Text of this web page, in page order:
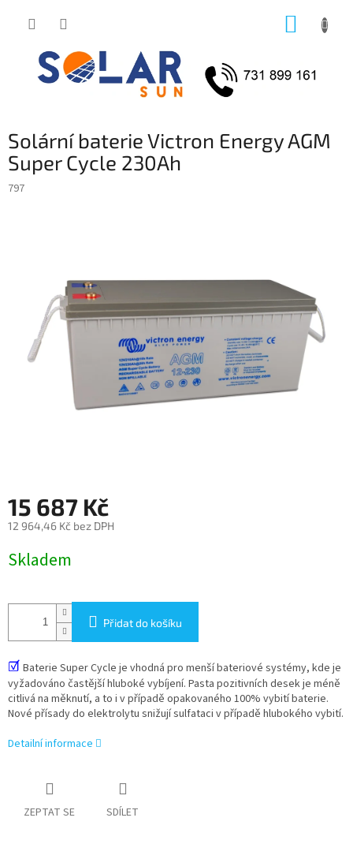
Solární baterie Victron Energy AGM
Super Cycle 230Ah
797
15 687 Kč
12 964,46 Kč bez DPH
cena:
Skladem
Přidat do košíku
☑ Baterie Super Cycle je vhodná pro menší bateriové systémy, kde je
vyžadováno častější hluboké vybíjení. Pasta pozitivních desek je méně
citlivá na měknutí, a to i v případě opakovaného 100% vybití baterie.
Nové přísady do elektrolytu snižují sulfataci v případě hlubokého vybití.
Detailní informace
ZEPTAT SE SDÍLET